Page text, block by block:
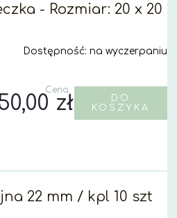
- Rozmiar: 20 x 20
Dostępność: na wyczerpaniu
Cena:
zł
DO
KOSZYKA
22 mm / kpl 10 szt